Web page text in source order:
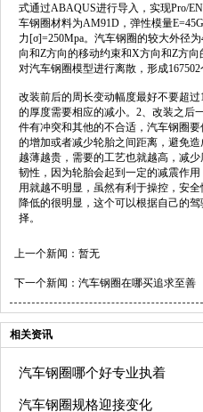
式通过ABAQUS进行导入，实现Pro/
车钢圈材料为AM91D，弹性模量
力[σ]=250Mpa。汽车钢圈的较大外径
向和Z方向的移动约束和X方向和Z方
对汽车钢圈模型进行离散，形成167502
改装前后的周长变动幅度最好不要超
的厚度需要相应的减小。2、改装之后
件有冲突和其他的不合适， 汽车钢圈要
的增加或者减少轮胎之间距离，避免
越薄越贵，需要的工艺也就越高，减
韧性，因为轮胎会起到一定的减震作
用就越不明显，虽然有利于操控，安
降低的很明显，这个可以根据自己的
择。
上一个新闻：暂无
下一个新闻： 汽车钢圈在哪买追求至善
相关资讯
汽车钢圈哪个好专业执着
汽车钢圈规格迎接变化